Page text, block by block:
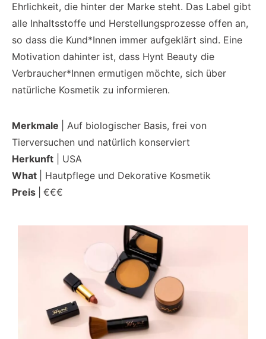
Ehrlichkeit, die hinter der Marke steht. Das Label gibt
alle Inhaltsstoffe und Herstellungsprozesse offen an,
so dass die Kund*Innen immer aufgeklärt sind. Eine
Motivation dahinter ist, dass Hynt Beauty die
Verbraucher*Innen ermutigen möchte, sich über
natürliche Kosmetik zu informieren.
Merkmale
| Auf biologischer Basis, frei von
Tierversuchen und natürlich konserviert
Herkunft | USA
What
| Hautpflege und Dekorative Kosmetik
Preis
€€€